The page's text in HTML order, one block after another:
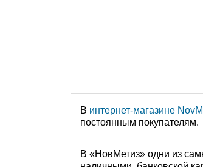
В интернет-магазине
постоянным покупателям.
В «НовМетиз» одни из